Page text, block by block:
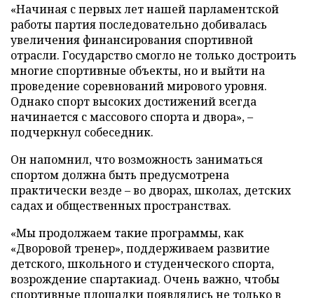
«Начиная с первых лет нашей парламентской
работы партия последовательно добивалась
увеличения финансирования спортивной
отрасли. Государство смогло не только достроить
многие спортивные объекты, но и выйти на
проведение соревнований мирового уровня.
Однако спорт высоких достижений всегда
начинается с массового спорта и двора», –
подчеркнул собеседник.
Он напомнил, что возможность заниматься
спортом должна быть предусмотрена
практически везде – во дворах, школах, детских
садах и общественных пространствах.
«Мы продолжаем такие программы, как
«Дворовой тренер», поддерживаем развитие
детского, школьного и студенческого спорта,
возрождение спартакиад. Очень важно, чтобы
спортивные площадки появлялись не только в